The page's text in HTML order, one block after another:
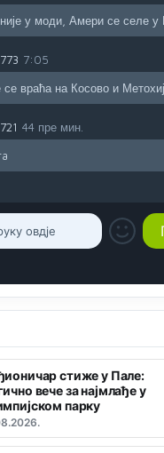
у моди, Амери се селе у
7:05
се враћа на Косово и
44 пре мин.
стиже у Пале:
вече за најмлађе у
парку